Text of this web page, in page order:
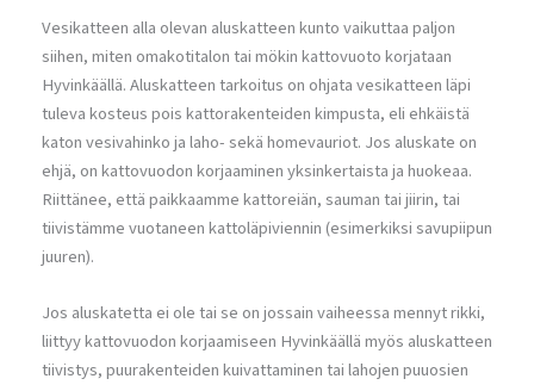
Vesikatteen alla olevan aluskatteen kunto vaikuttaa paljon
siihen, miten omakotitalon tai mökin kattovuoto korjataan
Hyvinkäällä. Aluskatteen tarkoitus on ohjata vesikatteen läpi
tuleva kosteus pois kattorakenteiden kimpusta, eli ehkäistä
katon vesivahinko ja laho- sekä homevauriot. Jos aluskate on
ehjä, on kattovuodon korjaaminen yksinkertaista ja huokeaa.
Riittänee, että paikkaamme kattoreiän, sauman tai jiirin, tai
tiivistämme vuotaneen kattoläpiviennin (esimerkiksi savupiipun
juuren).
Jos aluskatetta ei ole tai se on jossain vaiheessa mennyt rikki,
liittyy kattovuodon korjaamiseen Hyvinkäällä myös aluskatteen
tiivistys, puurakenteiden kuivattaminen tai lahojen puuosien